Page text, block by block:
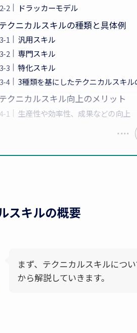
ドラッカーモデル
クニカルスキルの種類と具体例
汎用スキル
専門スキル
特化スキル
3種類を基にしたテクニカルスキル
クニカルスキル向上のメリット
生産性や効率性、成果などの向上
スキルの概要
まず、テクニカルスキルにつ
から解説していきます。